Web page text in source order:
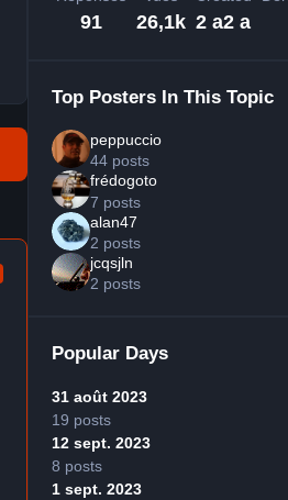
91 26,1k 2 a2 a
Top Posters In This Topic
peppuccio
44 posts
frédogoto
7 posts
alan47
2 posts
jcqsjln
2 posts
Popular Days
31 août 2023
19 posts
12 sept. 2023
8 posts
1 sept. 2023